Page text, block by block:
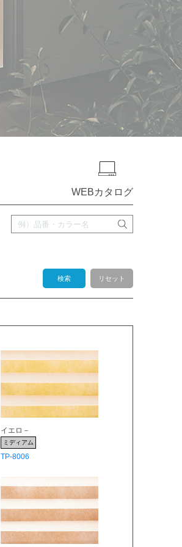
WEBカタログ
検索 リセット
イエロ－
ミディアム
TP-8006